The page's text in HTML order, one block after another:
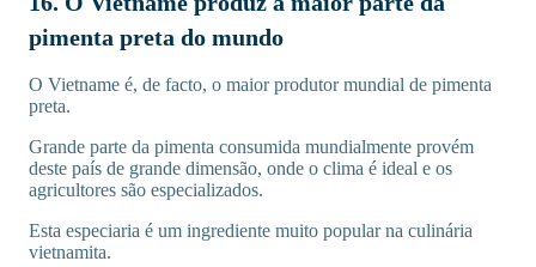
pimenta preta do mundo
O Vietname é, de facto, o maior produtor mundial de pimenta
preta.
Grande parte da pimenta consumida mundialmente provém
deste país de grande dimensão, onde o clima é ideal e os
agricultores são especializados.
Esta especiaria é um ingrediente muito popular na culinária
vietnamita.